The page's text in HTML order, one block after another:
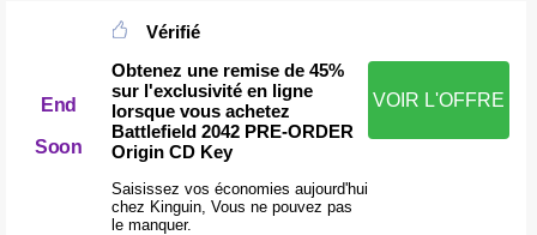
End
Soon
Vérifié
Obtenez une remise de 45%
sur l'exclusivité en ligne
lorsque vous achetez
Battlefield 2042 PRE-ORDER
Origin CD Key
Saisissez vos économies aujourd'hui
chez Kinguin, Vous ne pouvez pas
le manquer.
VOIR L'OFFRE